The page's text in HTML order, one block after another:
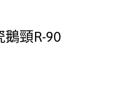
頸R-90